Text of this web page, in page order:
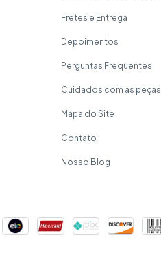
Fretes e Entrega
Depoimentos
Perguntas Frequentes
Cuidados com as peças
Mapa do Site
Contato
Nosso Blog